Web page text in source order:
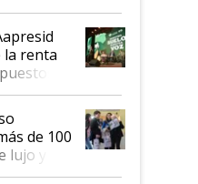
invertir:
la renta
50
de 100
lujo y